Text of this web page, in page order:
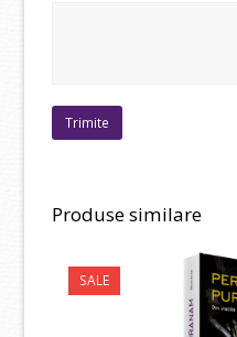
Produse similare
SALE